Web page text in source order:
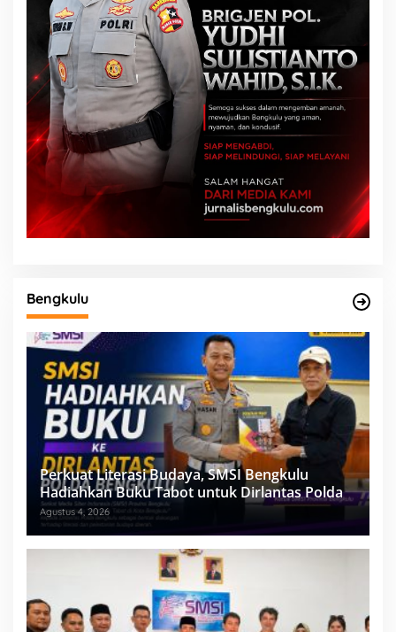
Bengkulu
Perkuat Literasi Budaya, SMSI Bengkulu
Hadiahkan Buku Tabot untuk Dirlantas Polda
Agustus 4, 2026